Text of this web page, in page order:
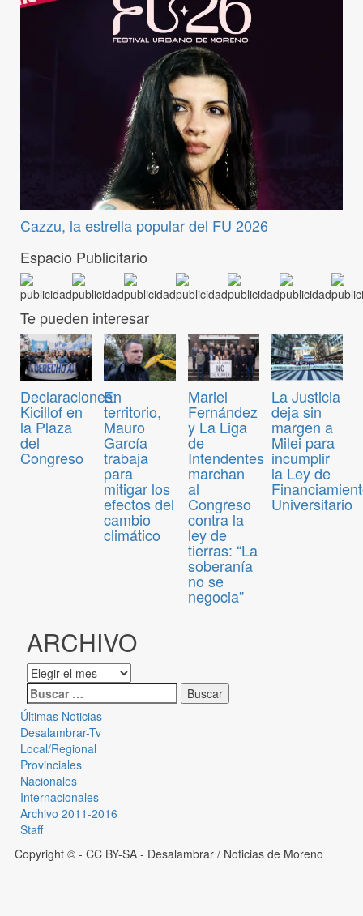
Cazzu, la estrella popular del FU 2026
Espacio Publicitario
Te pueden interesar
Declaraciones:
Kicillof en
la Plaza
del
Congreso
En
territorio,
Mauro
García
trabaja
para
mitigar los
efectos del
cambio
climático
Mariel
Fernández
y La Liga
de
Intendentes
marchan
al
Congreso
contra la
ley de
tierras: “La
soberanía
no se
negocia”
La Justicia
deja sin
margen a
Milei para
incumplir
la Ley de
Universitario
ARCHIVO
Últimas Noticias
Desalambrar-Tv
Local/Regional
Provinciales
Nacionales
Internacionales
Archivo 2011-2016
Staff
Copyright © - CC BY-SA - Desalambrar / Noticias de Moreno